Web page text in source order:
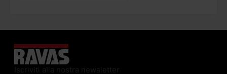
Iscriviti alla nostra newsletter